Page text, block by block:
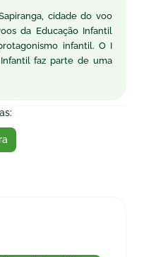
cidade do voo
da Educação Infantil
infantil. O I
faz parte de uma